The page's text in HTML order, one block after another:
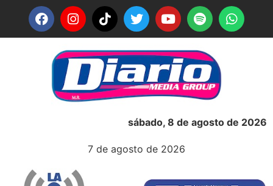
sábado, 8 de agosto de 2026
7 de agosto de 2026